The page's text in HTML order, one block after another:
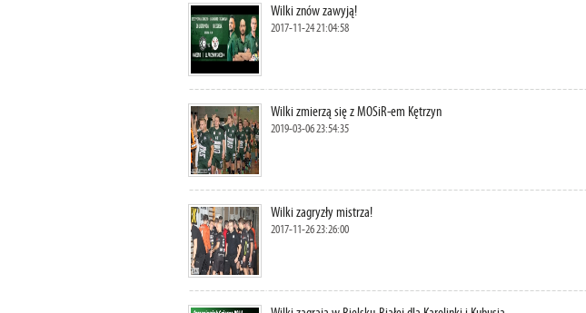
Wilki znów zawyją!
2017-11-24 21:04:58
Wilki zmierzą się z MOSiR-em Kętrzyn
2019-03-06 23:54:35
Wilki zagryzły mistrza!
2017-11-26 23:26:00